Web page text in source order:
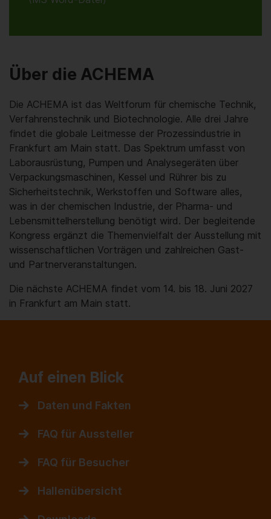
Über die ACHEMA
Die ACHEMA ist das Weltforum für chemische Technik,
Verfahrenstechnik und Biotechnologie. Alle drei Jahre
findet die globale Leitmesse der Prozessindustrie in
Frankfurt am Main statt. Das Spektrum umfasst von
Laborausrüstung, Pumpen und Analysegeräten über
Verpackungsmaschinen, Kessel und Rührer bis zu
Sicherheitstechnik, Werkstoffen und Software alles,
was in der chemischen Industrie, der Pharma- und
Lebensmittelherstellung benötigt wird. Der begleitende
Kongress ergänzt die Themenvielfalt der Ausstellung mit
wissenschaftlichen Vorträgen und zahlreichen Gast-
und Partnerveranstaltungen.
Die nächste ACHEMA findet vom 14. bis 18. Juni 2027
in Frankfurt am Main statt.
Auf einen Blick
Daten und Fakten
FAQ für Aussteller
FAQ für Besucher
Hallenübersicht